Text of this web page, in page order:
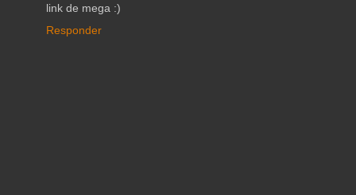
link de mega :)
Responder